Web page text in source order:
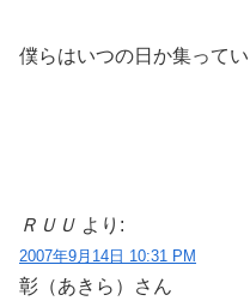
僕らはいつの日か集って
ＲＵＵ より:
2007年9月14日 10:31 PM
彰（あきら）さん